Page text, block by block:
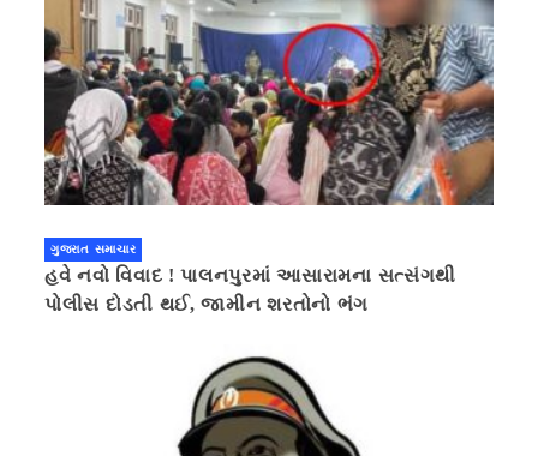
ગુજરાત સમાચાર
હવે નવો વિવાદ ! પાલનપુરમાં આસારામના સત્સંગથી
પોલીસ દોડતી થઈ, જામીન શરતોનો ભંગ